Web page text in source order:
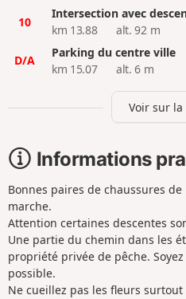
10
Intersection avec
km 13.88
alt. 92 m
D/A
Parking du centre ville
km 15.07
alt. 6 m
Voir sur la
Informations
Bonnes paires de chaussures
marche.
Attention certaines descentes
Une partie du chemin dans les
propriété privée de pêche.
possible.
Ne cueillez pas les fleurs surtout